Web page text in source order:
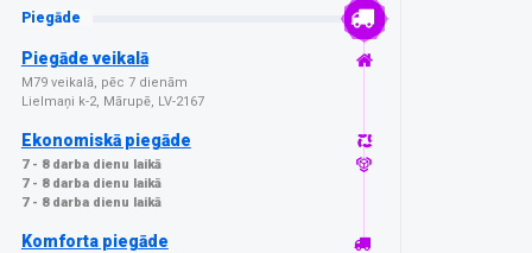
Piegāde
Piegāde veikalā
M79 veikalā, pēc 7 dienām
Lielmaņi k-2, Mārupē, LV-2167
Ekonomiskā piegāde
7 - 8 darba dienu laikā
7 - 8 darba dienu laikā
7 - 8 darba dienu laikā
Komforta piegāde